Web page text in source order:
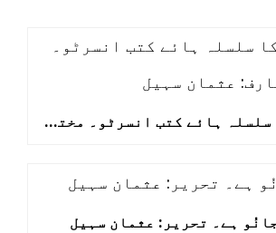
نسیم طالب کا سلسلہ ہائے کتب انسرٹو۔ مختصر ’سا‘ تعارف: عثمان سہیل
ہے۔ تحریر: عثمان سہیل